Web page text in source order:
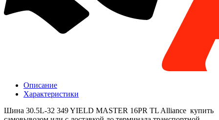
Описание
Характеристики
Шина 30.5L-32 349 YIELD MASTER 16PR TL Alliance купить